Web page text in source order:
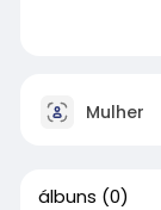
Mulher
álbuns (0)